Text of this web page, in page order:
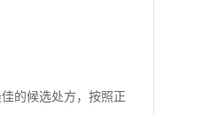
的候选处方，按照正